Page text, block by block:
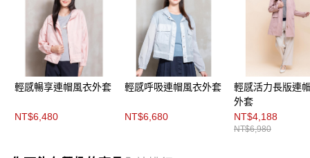
輕感暢享連帽風衣外套
NT$6,480
輕感呼吸連帽風衣外套
NT$6,680
輕感活力長版連
外套
NT$4,188
NT$6,980